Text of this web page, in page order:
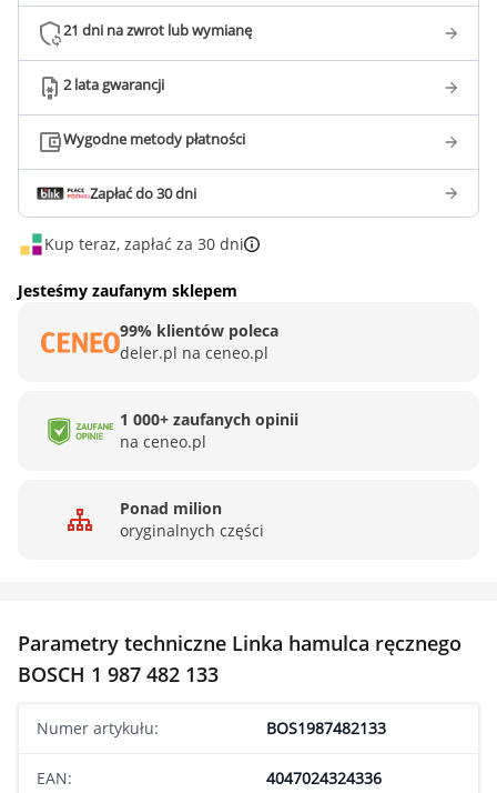
21 dni na zwrot lub wymianę
2 lata gwarancji
Wygodne metody płatności
Zapłać do 30 dni
Kup teraz, zapłać za 30 dni
Jesteśmy zaufanym sklepem
99% klientów poleca
deler.pl na ceneo.pl
1 000+ zaufanych opinii
na ceneo.pl
Ponad milion
oryginalnych części
Parametry techniczne Linka hamulca ręcznego
BOSCH 1 987 482 133
Numer artykułu: BOS1987482133
EAN: 4047024324336